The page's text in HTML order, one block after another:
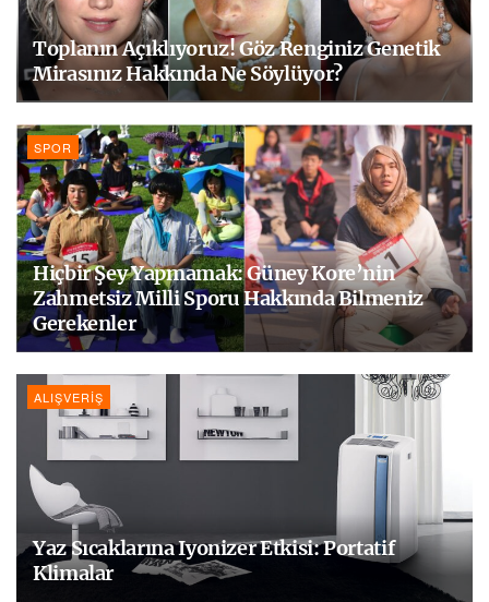
Toplanın Açıklıyoruz! Göz Renginiz Genetik
Mirasınız Hakkında Ne Söylüyor?
SPOR
Hiçbir Şey Yapmamak: Güney Kore’nin
Zahmetsiz Milli Sporu Hakkında Bilmeniz
Gerekenler
ALIŞVERIŞ
Yaz Sıcaklarına Iyonizer Etkisi: Portatif
Klimalar